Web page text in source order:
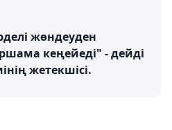
жөндеуден
кеңейеді" - дейді
жетекшісі.